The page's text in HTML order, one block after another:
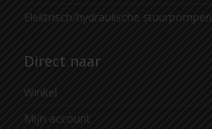
Elektrisch/hydraulische stuurpompen
Direct naar
Winkel
Mijn account